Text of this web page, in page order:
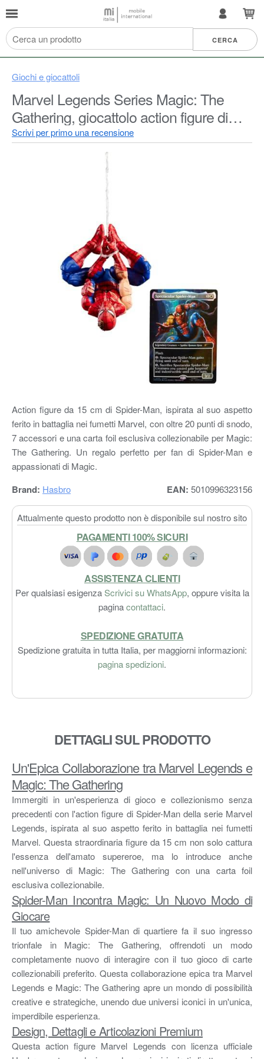
Giochi e giocattoli
Marvel Legends Series Magic: The
Gathering, giocattolo action figure di
Spider-Man ferito in battaglia da 15 cm
e carta con foil esclusiva collezionabile
per gioco di carte
Scrivi per primo una recensione
Action figure da 15 cm di Spider-Man, ispirata al suo aspetto
ferito in battaglia nei fumetti Marvel, con oltre 20 punti di snodo,
7 accessori e una carta foil esclusiva collezionabile per Magic:
The Gathering. Un regalo perfetto per fan di Spider-Man e
appassionati di Magic.
Brand: Hasbro EAN: 5010996323156
Attualmente questo prodotto non è disponibile sul nostro sito
PAGAMENTI 100% SICURI
ASSISTENZA CLIENTI
Per qualsiasi esigenzaScrivici su WhatsApp, oppure visita la
paginacontattaci.
SPEDIZIONE GRATUITA
Spedizione gratuita in tutta Italia, per maggiorni informazioni:
pagina spedizioni.
DETTAGLI SUL PRODOTTO
Un'Epica Collaborazione tra Marvel Legends e
Magic: The Gathering
Immergiti in un'esperienza di gioco e collezionismo senza
precedenti con l'action figure di Spider-Man della serie Marvel
Legends, ispirata al suo aspetto ferito in battaglia nei fumetti
Marvel. Questa straordinaria figure da 15 cm non solo cattura
l'essenza dell'amato supereroe, ma lo introduce anche
nell'universo di Magic: The Gathering con una carta foil
esclusiva collezionabile.
Spider-Man Incontra Magic: Un Nuovo Modo di
Giocare
Il tuo amichevole Spider-Man di quartiere fa il suo ingresso
trionfale in Magic: The Gathering, offrendoti un modo
completamente nuovo di interagire con il tuo gioco di carte
collezionabili preferito. Questa collaborazione epica tra Marvel
Legends e Magic: The Gathering apre un mondo di possibilità
creative e strategiche, unendo due universi iconici in un'unica,
imperdibile esperienza.
Design, Dettagli e Articolazioni Premium
Questa action figure Marvel Legends con licenza ufficiale